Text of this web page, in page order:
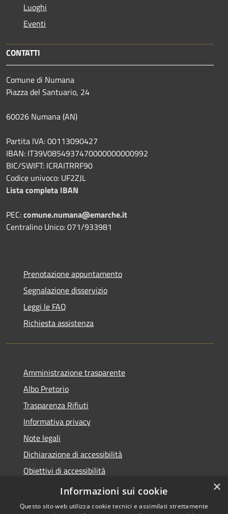
Luoghi
Eventi
CONTATTI
Comune di Numana
Piazza del Santuario, 24
60026 Numana (AN)
Partita IVA: 00113090427
IBAN: IT39V0854937470000000000992
BIC/SWIFT: ICRAITRRF90
Codice univoco: UF2ZJL
Lista completa IBAN
PEC:comune.numana@emarche.it
Centralino Unico: 071/933981
Prenotazione appuntamento
Segnalazione disservizio
Leggi le FAQ
Richiesta assistenza
Amministrazione trasparente
Albo Pretorio
Trasparenza Rifiuti
Informativa privacy
Note legali
Dichiarazione di accessibilità
Obiettivi di accessibilità
Whistleblowing
×
Informazioni sui cookie
Questo sito web utilizza cookie tecnici e assimilati strettamente